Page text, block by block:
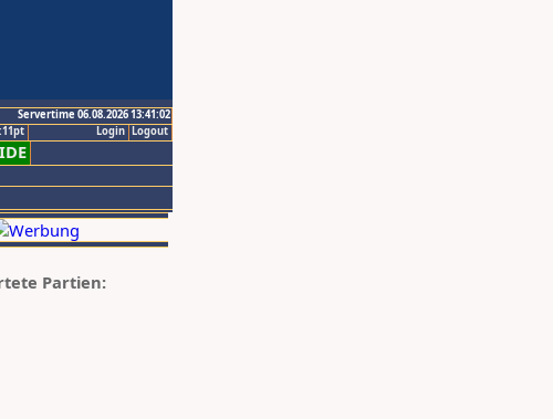
Servertime 06.08.2026 13:41:02
Logout
Login
Partien: